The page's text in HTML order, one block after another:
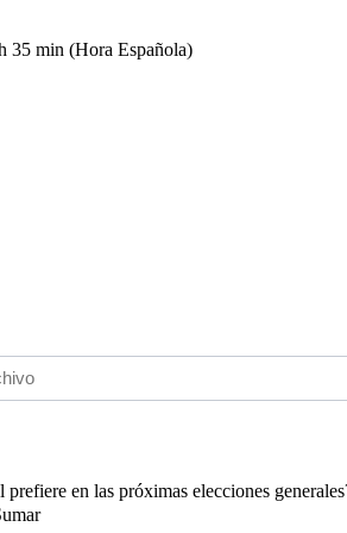
35 min (Hora Española)
prefiere en las próximas elecciones